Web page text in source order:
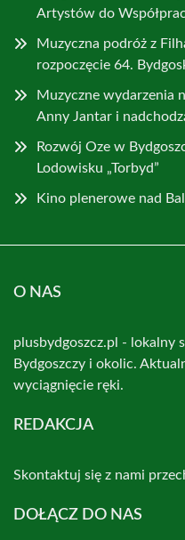
Artystów do
Muzyczna podróż z
rozpoczęcie 64.
Muzyczne wydarzenia
Anny Jantar i
Rozwój Oze w
Lodowisku „Torbyd”
Kino plenerowe nad
O NAS
plusbydgoszcz.pl - lokalny
Bydgoszczy i okolic.
wyciągnięcie ręki.
REDAKCJA
Skontaktuj się z nami
DOŁĄCZ DO NAS